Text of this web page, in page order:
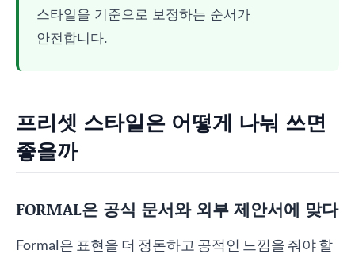
스타일을 기준으로 보정하는 순서가
안전합니다.
프리셋 스타일은 어떻게 나눠 쓰면
좋을까
FORMAL은 공식 문서와 외부 제안서에 맞다
Formal은 표현을 더 정돈하고 공적인 느낌을 줘야 할